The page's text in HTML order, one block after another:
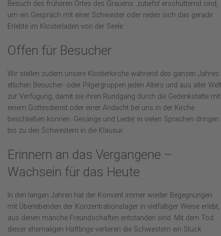
Besuch des früheren Ortes des Grauens zutiefst erschütternd sind,
um ein Gespräch mit einer Schwester oder reden sich das gerade
Erlebte im Klosterladen von der Seele.
Offen für Besucher
Wir stellen zudem unsere Klosterkirche während des ganzen Jahres
etlichen Besucher- oder Pilgergruppen jeden Alters und aus aller Welt
zur Verfügung, damit sie ihren Rundgang durch die Gedenkstätte mit
einem Gottesdienst oder einer Andacht bei uns in der Kirche
beschließen können. Gesänge und Lieder in vielen Sprachen dringen
bis zu den Schwestern in die Klausur.
Erinnern an das Vergangene –
Wachsein für das Heute
In den langen Jahren hat der Konvent immer wieder Begegnungen
mit Überlebenden der Konzentrationslager in vielfältiger Weise erlebt,
aus denen manche Freundschaften entstanden sind. Mit dem Tod
dieser ehemaligen Häftlinge verlieren die Schwestern ein Stück